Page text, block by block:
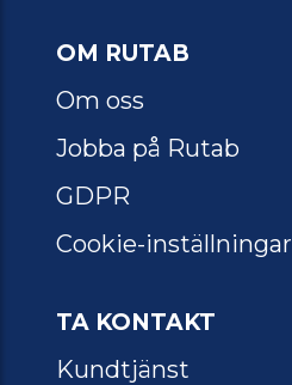
OM RUTAB
Om oss
Jobba på Rutab
GDPR
Cookie-inställningar
TA KONTAKT
Kundtjänst